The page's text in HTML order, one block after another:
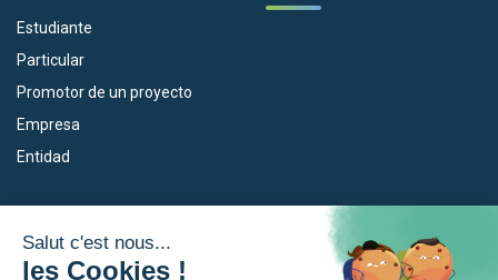
Estudiante
Particular
Promotor de un proyecto
Empresa
Entidad
La Eurorregión